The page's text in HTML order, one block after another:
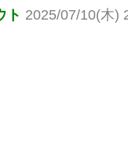
ト 2025/07/10(木)